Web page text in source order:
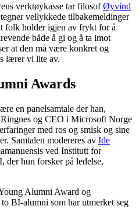
verktøykasse tar filosofØyvind
vellykkede tilbakemeldinger
folk holder igjen av frykt for å
både å gi og å ta imot
at den må være konkret og
lærer vi lite av.
Awards
en panelsamtale der han,
og CEO i Microsoft Norge
med ros og smisk og sine
Samtalen modereres av Ide
ved Institutt for
hun forsker på ledelse,
Alumni Award og
BI-alumni som har utmerket seg